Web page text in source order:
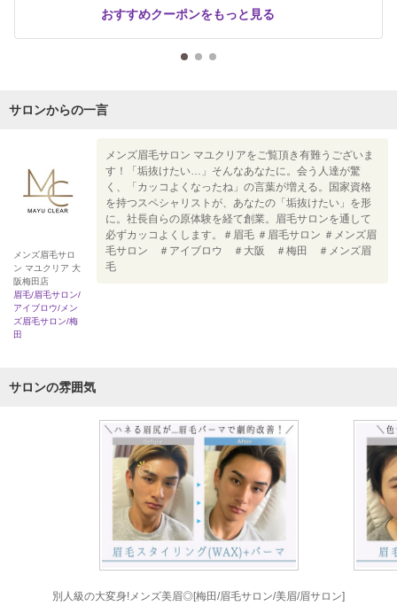
おすすめクーポンをもっと見る
サロンからの一言
メンズ眉毛サロ
ン マユクリア 大
阪梅田店
眉毛/眉毛サロン/
アイブロウ/メン
ズ眉毛サロン/梅
田
メンズ眉毛サロン マユクリアをご覧頂き有難うございま
す！「垢抜けたい…」そんなあなたに。会う人達が驚
く、「カッコよくなったね」の言葉が増える。国家資格
を持つスペシャリストが、あなたの「垢抜けたい」を形
に。社長自らの原体験を経て創業。眉毛サロンを通して
必ずカッコよくします。＃眉毛 ＃眉毛サロン ＃メンズ眉
毛サロン ＃アイブロウ ＃大阪 ＃梅田 ＃メンズ眉
毛
サロンの雰囲気
別人級の大変身!メンズ美眉◎[梅田/眉毛サロン/美眉/眉サロン]